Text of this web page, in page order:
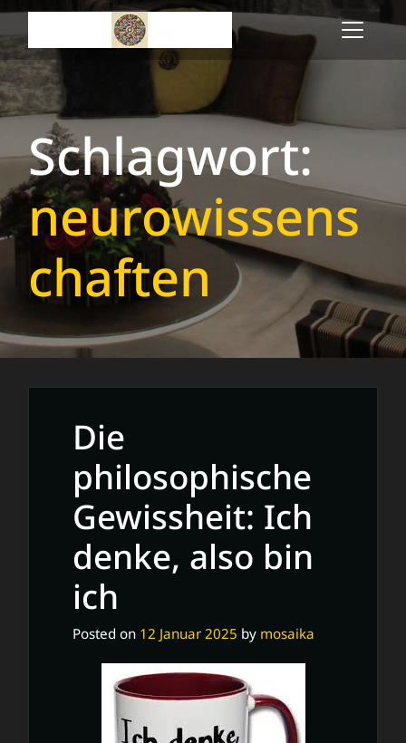
Skip
to
content
Schlagwort:
neurowissens
chaften
Die
philosophische
Gewissheit: Ich
denke, also bin
ich
Posted on 12 Januar 2025 by mosaika